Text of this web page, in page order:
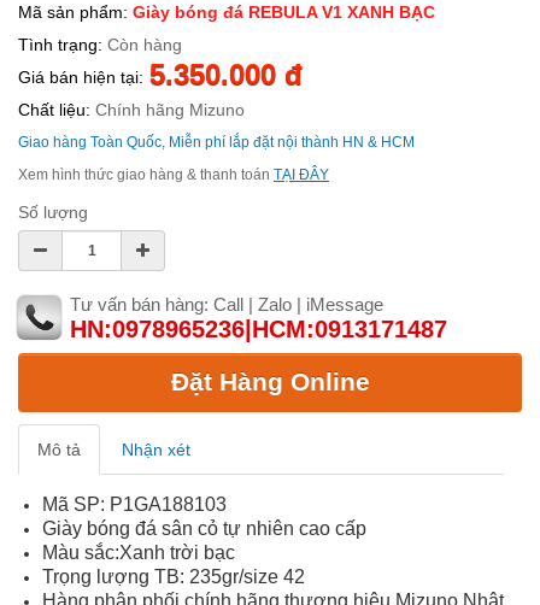
Mã sản phẩm: Giày bóng đá REBULA V1 XANH BẠC
Tình trạng: Còn hàng
Giá bán hiện tại: 5.350.000 đ
Chất liệu: Chính hãng Mizuno
Giao hàng Toàn Quốc, Miễn phí lắp đặt nội thành HN & HCM
Xem hình thức giao hàng & thanh toán TẠI ĐÂY
Số lượng
Tư vấn bán hàng: Call | Zalo | iMessage
HN:0978965236|HCM:0913171487
Đặt Hàng Online
Mô tả Nhận xét
Mã SP: P1GA188103
Giày bóng đá sân cỏ tự nhiên cao cấp
Màu sắc:Xanh trời bạc
Trọng lượng TB: 235gr/size 42
Hàng phân phối chính hãng thương hiệu Mizuno Nhật